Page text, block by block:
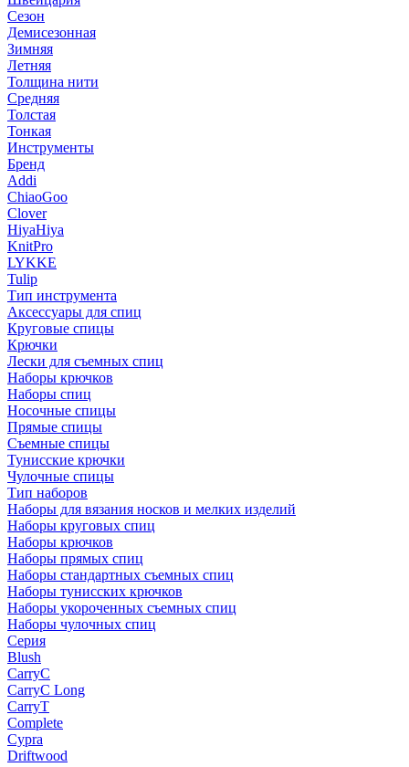
Сезон
Демисезонная
Зимняя
Летняя
Толщина нити
Средняя
Толстая
Тонкая
Инструменты
Бренд
Addi
ChiaoGoo
Clover
HiyaHiya
KnitPro
LYKKE
Tulip
Тип инструмента
Аксессуары для спиц
Круговые спицы
Крючки
Лески для съемных спиц
Наборы крючков
Наборы спиц
Носочные спицы
Прямые спицы
Съемные спицы
Тунисские крючки
Чулочные спицы
Тип наборов
Наборы для вязания носков и мелких изделий
Наборы круговых спиц
Наборы крючков
Наборы прямых спиц
Наборы стандартных съемных спиц
Наборы тунисских крючков
Наборы укороченных съемных спиц
Наборы чулочных спиц
Серия
Blush
CarryC
CarryC Long
CarryT
Complete
Cypra
Driftwood